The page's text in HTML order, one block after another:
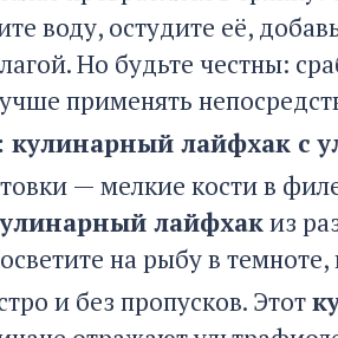
воду, остудите её,
Но будьте честны:
применять
лайфхак с
— мелкие кости в
лайфхакиз
на рыбу в темноте,
и без пропусков. Этот